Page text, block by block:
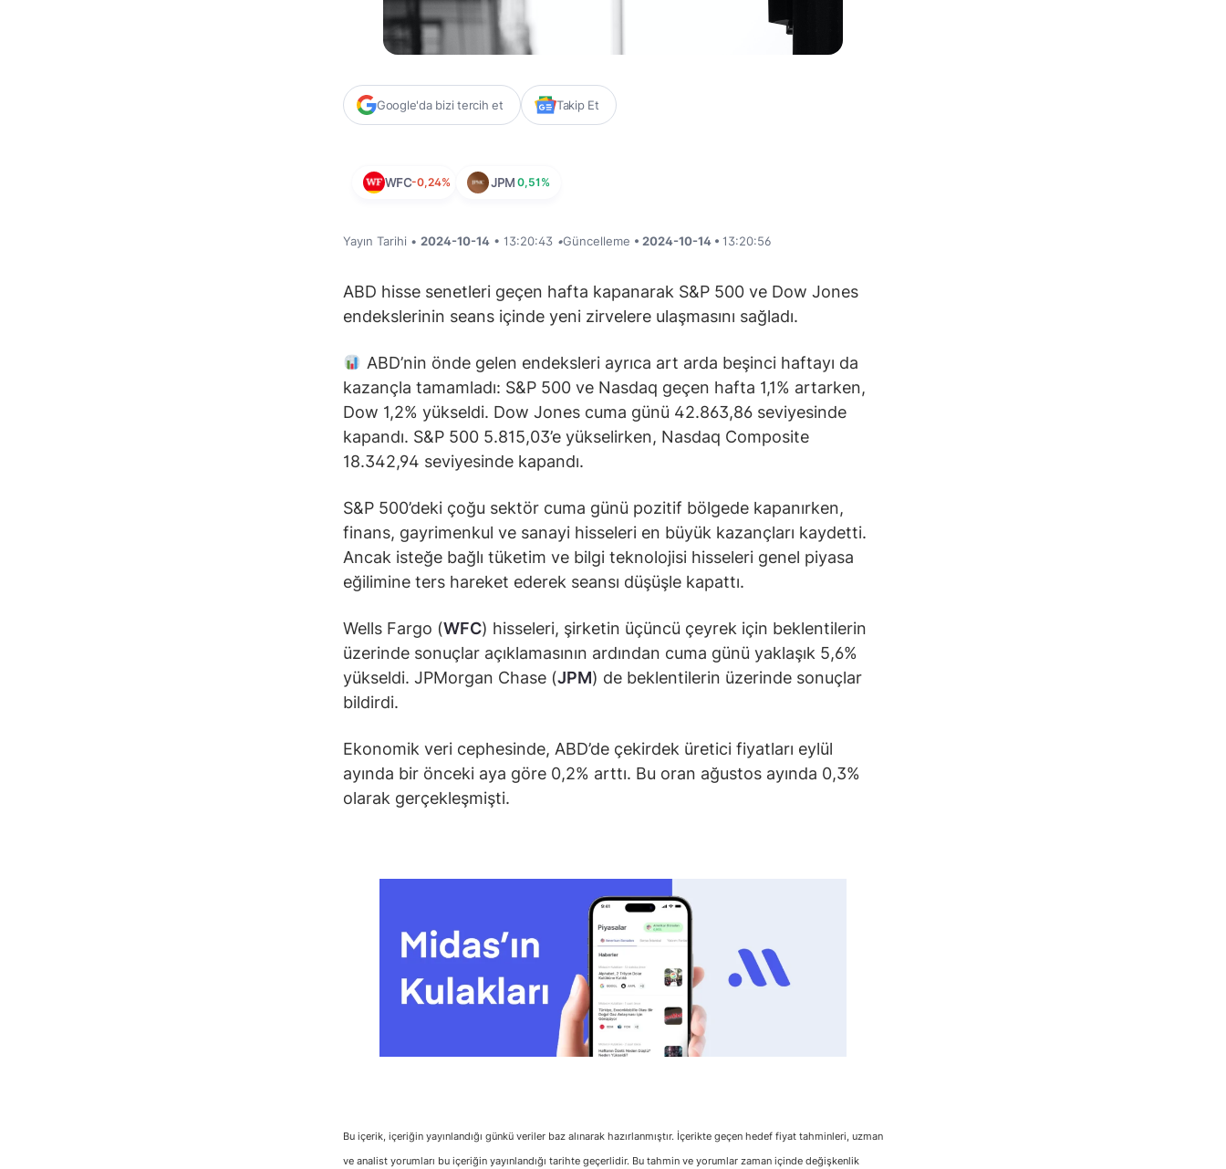
Google'da bizi tercih et Takip Et
WFC-0,24% JPM 0,51%
Yayın Tarihi • 2024-10-14 • 13:20:43 •Güncelleme • 2024-10-14 • 13:20:56
ABD hisse senetleri geçen hafta kapanarak S&P 500 ve Dow Jones
endekslerinin seans içinde yeni zirvelere ulaşmasını sağladı.
ABD’nin önde gelen endeksleri ayrıca art arda beşinci haftayı da
kazançla tamamladı: S&P 500 ve Nasdaq geçen hafta 1,1% artarken,
Dow 1,2% yükseldi. Dow Jones cuma günü 42.863,86 seviyesinde
kapandı. S&P 500 5.815,03’e yükselirken, Nasdaq Composite
18.342,94 seviyesinde kapandı.
S&P 500’deki çoğu sektör cuma günü pozitif bölgede kapanırken,
finans, gayrimenkul ve sanayi hisseleri en büyük kazançları kaydetti.
Ancak isteğe bağlı tüketim ve bilgi teknolojisi hisseleri genel piyasa
eğilimine ters hareket ederek seansı düşüşle kapattı.
Wells Fargo (WFC) hisseleri, şirketin üçüncü çeyrek için beklentilerin
üzerinde sonuçlar açıklamasının ardından cuma günü yaklaşık 5,6%
yükseldi. JPMorgan Chase (JPM) de beklentilerin üzerinde sonuçlar
bildirdi.
Ekonomik veri cephesinde, ABD’de çekirdek üretici fiyatları eylül
ayında bir önceki aya göre 0,2% arttı. Bu oran ağustos ayında 0,3%
olarak gerçekleşmişti.
Bu içerik, içeriğin yayınlandığı günkü veriler baz alınarak hazırlanmıştır. İçerikte geçen hedef fiyat tahminleri, uzman
ve analist yorumları bu içeriğin yayınlandığı tarihte geçerlidir. Bu tahmin ve yorumlar zaman içinde değişkenlik